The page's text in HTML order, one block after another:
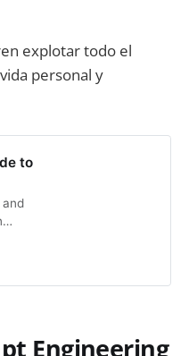
explotar todo el
personal y
to
Engineering